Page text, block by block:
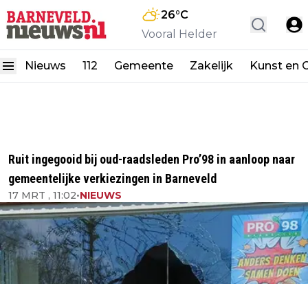
26°C
Vooral Helder
Nieuws 112 Gemeente Zakelijk Kunst en
Ruit ingegooid bij oud-raadsleden Pro’98 in aanloop naar
gemeentelijke verkiezingen in Barneveld
17 MRT , 11:02•NIEUWS